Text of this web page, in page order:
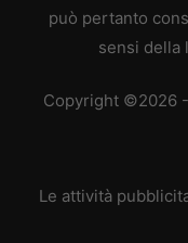
può pertanto
sensi della
Copyright ©2026
Le attività